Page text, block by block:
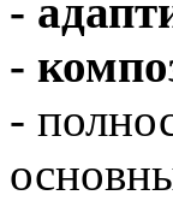
-
-
-